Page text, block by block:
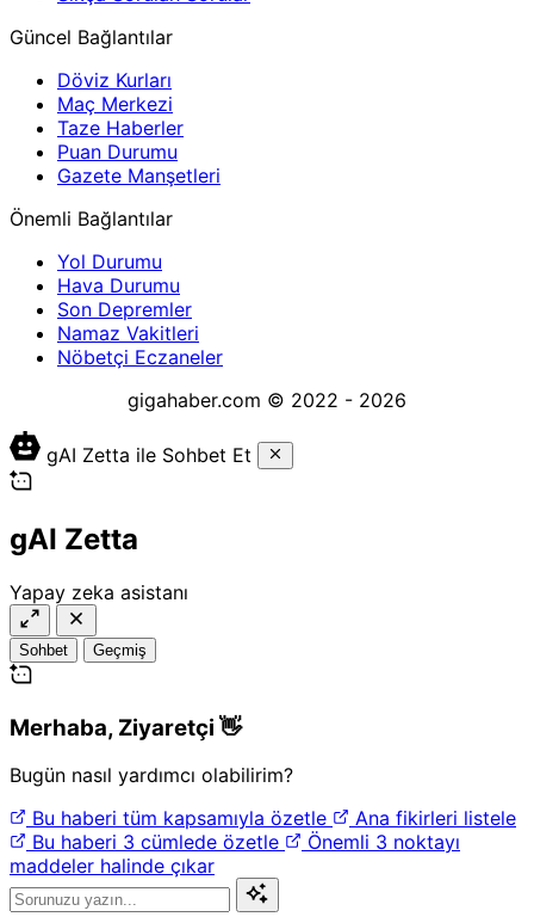
Güncel Bağlantılar
Döviz Kurları
Maç Merkezi
Taze Haberler
Puan Durumu
Gazete Manşetleri
Önemli Bağlantılar
Yol Durumu
Hava Durumu
Son Depremler
Namaz Vakitleri
Nöbetçi Eczaneler
gigahaber.com © 2022 - 2026
gAI Zetta ile Sohbet Et
gAI Zetta
Yapay zeka asistanı
Sohbet Geçmiş
Merhaba, Ziyaretçi 👋
Bugün nasıl yardımcı olabilirim?
Bu haberi tüm kapsamıyla özetle
Ana fikirleri listele
Bu haberi 3 cümlede özetle
Önemli 3 noktayı
maddeler halinde çıkar